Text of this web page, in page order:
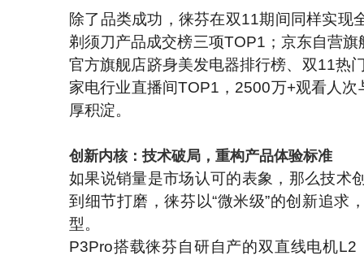
除了品类成功，徕芬在双11期间同样实现
剃须刀产品成交榜三项TOP1；京东自营
官方旗舰店跻身美发电器排行榜、双11热
家电行业直播间TOP1，2500万+观看人
厚积淀。
创新内核：技术破局，重构产品体验标准
如果说销量是市场认可的表象，那么技术
到细节打磨，徕芬以“微米级”的创新追求
型。
P3Pro搭载徕芬自研自产的双直线电机